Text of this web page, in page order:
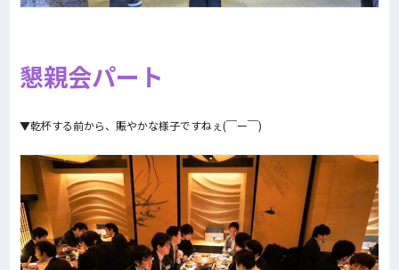
懇親会パート
▼乾杯する前から、賑やかな様子ですねぇ(￣ー￣)